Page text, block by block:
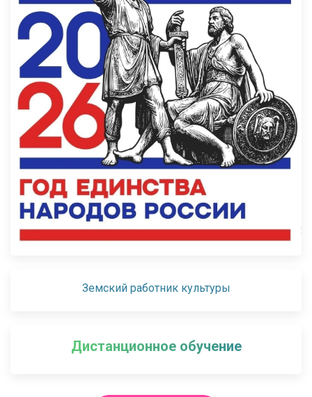
Земский работник культуры
Дистанционное обучение